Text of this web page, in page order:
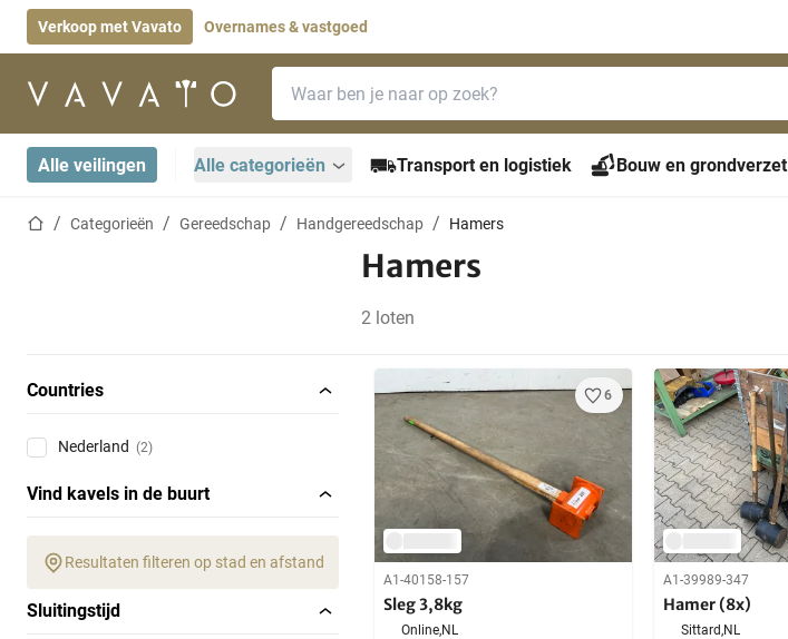
Verkoop met Vavato Overnames & vastgoed
Startpagina
Alle veilingen Alle categorieën Transport en logistiek Bouw en grondverzet
StartpaginaCategorieën Gereedschap Handgereedschap Hamers
Hamers
2 loten
Countries
Nederland (2)
Vind kavels in de buurt
Resultaten filteren op stad en afstand
Sluitingstijd
6
A1-40158-157
Sleg 3,8kg
Online,NL
A1-39989-347
Hamer (8x)
Sittard,NL